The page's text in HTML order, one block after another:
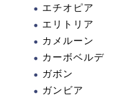
エチオピア
エリトリア
カメルーン
カーボベルデ
ガボン
ガンビア